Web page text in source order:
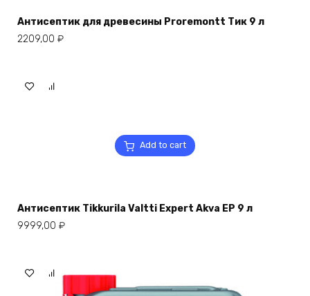
Антисептик для древесины Proremontt Тик 9 л
2209,00 ₽
Add to cart
Антисептик Tikkurila Valtti Expert Akva EP 9 л
9999,00 ₽